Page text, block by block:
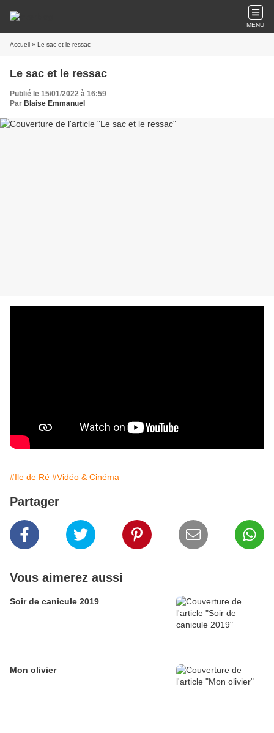
MENU
Accueil » Le sac et le ressac
Le sac et le ressac
Publié le 15/01/2022 à 16:59
Par Blaise Emmanuel
#Ile de Ré #Vidéo & Cinéma
Partager
Vous aimerez aussi
Soir de canicule 2019
Mon olivier